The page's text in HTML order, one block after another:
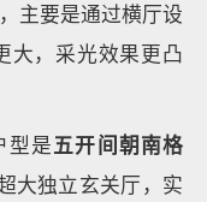
主要是通过横厅设
大，采光效果更凸
型是五开间朝南格
大独立玄关厅，实